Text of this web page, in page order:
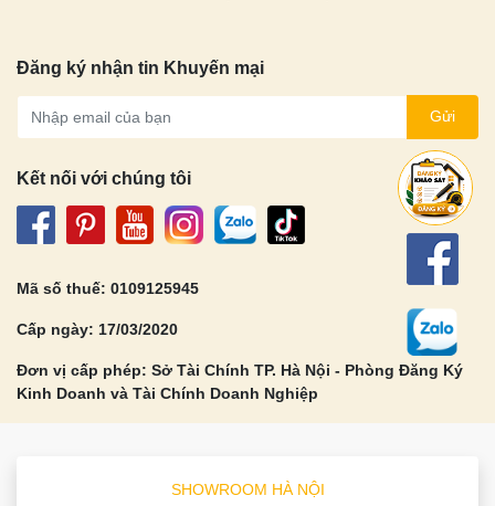
Đăng ký nhận tin Khuyến mại
Gửi
Kết nối với chúng tôi
Mã số thuế: 0109125945
Cấp ngày: 17/03/2020
Đơn vị cấp phép: Sở Tài Chính TP. Hà Nội - Phòng Đăng Ký
Kinh Doanh và Tài Chính Doanh Nghiệp
SHOWROOM HÀ NỘI